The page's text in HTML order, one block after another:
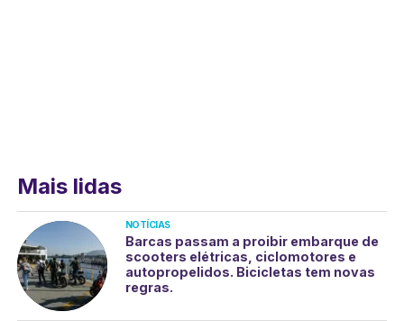
Mais lidas
NOTÍCIAS
Barcas passam a proibir embarque de
scooters elétricas, ciclomotores e
autopropelidos. Bicicletas tem novas
regras.